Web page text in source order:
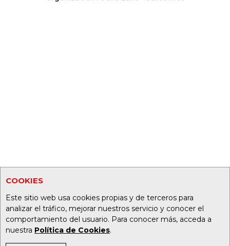
COOKIES
Este sitio web usa cookies propias y de terceros para
analizar el tráfico, mejorar nuestros servicio y conocer el
comportamiento del usuario. Para conocer más, acceda a
nuestra Política de Cookies.